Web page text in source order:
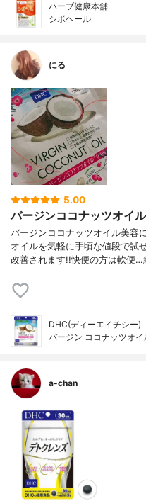
ハーブ健康本舗
シボヘール
にる
5.00
バージンココナッツオイル
バージンココナッツオイル美容
オイルを気軽に手頃な値段で試
改善されます!!快便の方は軟便…
DHC(ディーエイチシー)
バージン ココナッツオイ
a-chan